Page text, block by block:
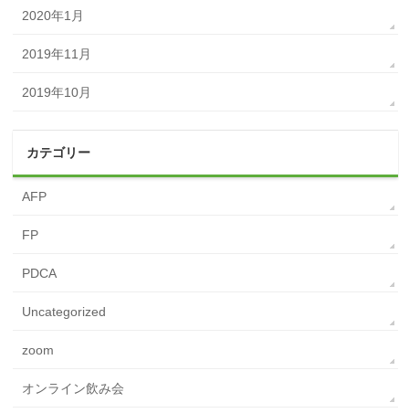
2020年1月
2019年11月
2019年10月
カテゴリー
AFP
FP
PDCA
Uncategorized
zoom
オンライン飲み会